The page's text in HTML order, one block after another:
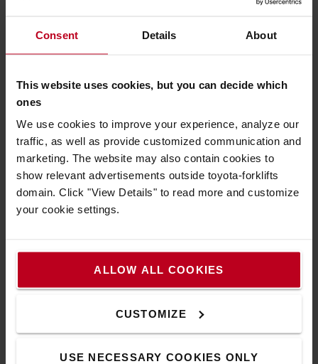
Consent Details About
This website uses cookies, but you can decide which
ones
We use cookies to improve your experience, analyze our
traffic, as well as provide customized communication and
marketing. The website may also contain cookies to
show relevant advertisements outside toyota-forklifts
domain. Click "View Details" to read more and customize
your cookie settings.
ALLOW ALL COOKIES
CUSTOMIZE
USE NECESSARY COOKIES ONLY
d'avertissement - y compris des LED bleues - et des
avertisseurs sonores sont disponibles en option.